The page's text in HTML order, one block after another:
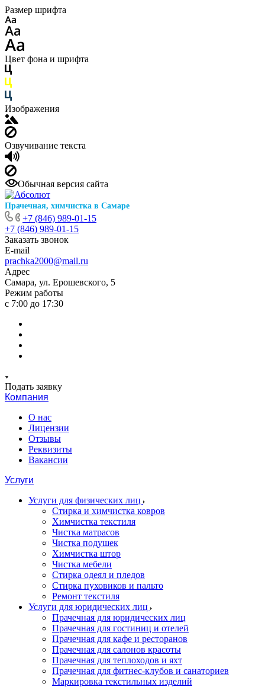
Размер шрифта
Цвет фона и шрифта
Изображения
Озвучивание текста
Обычная версия сайта
Прачечная, химчистка в Самаре
+7 (846) 989-01-15
+7 (846) 989-01-15
Заказать звонок
E-mail
prachka2000@mail.ru
Адрес
Самара, ул. Ерошевского, 5
Режим работы
с 7:00 до 17:30
Подать заявку
Компания
О нас
Лицензии
Отзывы
Реквизиты
Вакансии
Услуги
Услуги для физических лиц
Стирка и химчистка ковров
Химчистка текстиля
Чистка матрасов
Чистка подушек
Химчистка штор
Чистка мебели
Cтирка одеял и пледов
Стирка пуховиков и пальто
Ремонт текстиля
Услуги для юридических лиц
Прачечная для юридических лиц
Прачечная для гостиниц и отелей
Прачечная для кафе и ресторанов
Прачечная для салонов красоты
Прачечная для теплоходов и яхт
Прачечная для фитнес-клубов и санаториев
Маркировка текстильных изделий